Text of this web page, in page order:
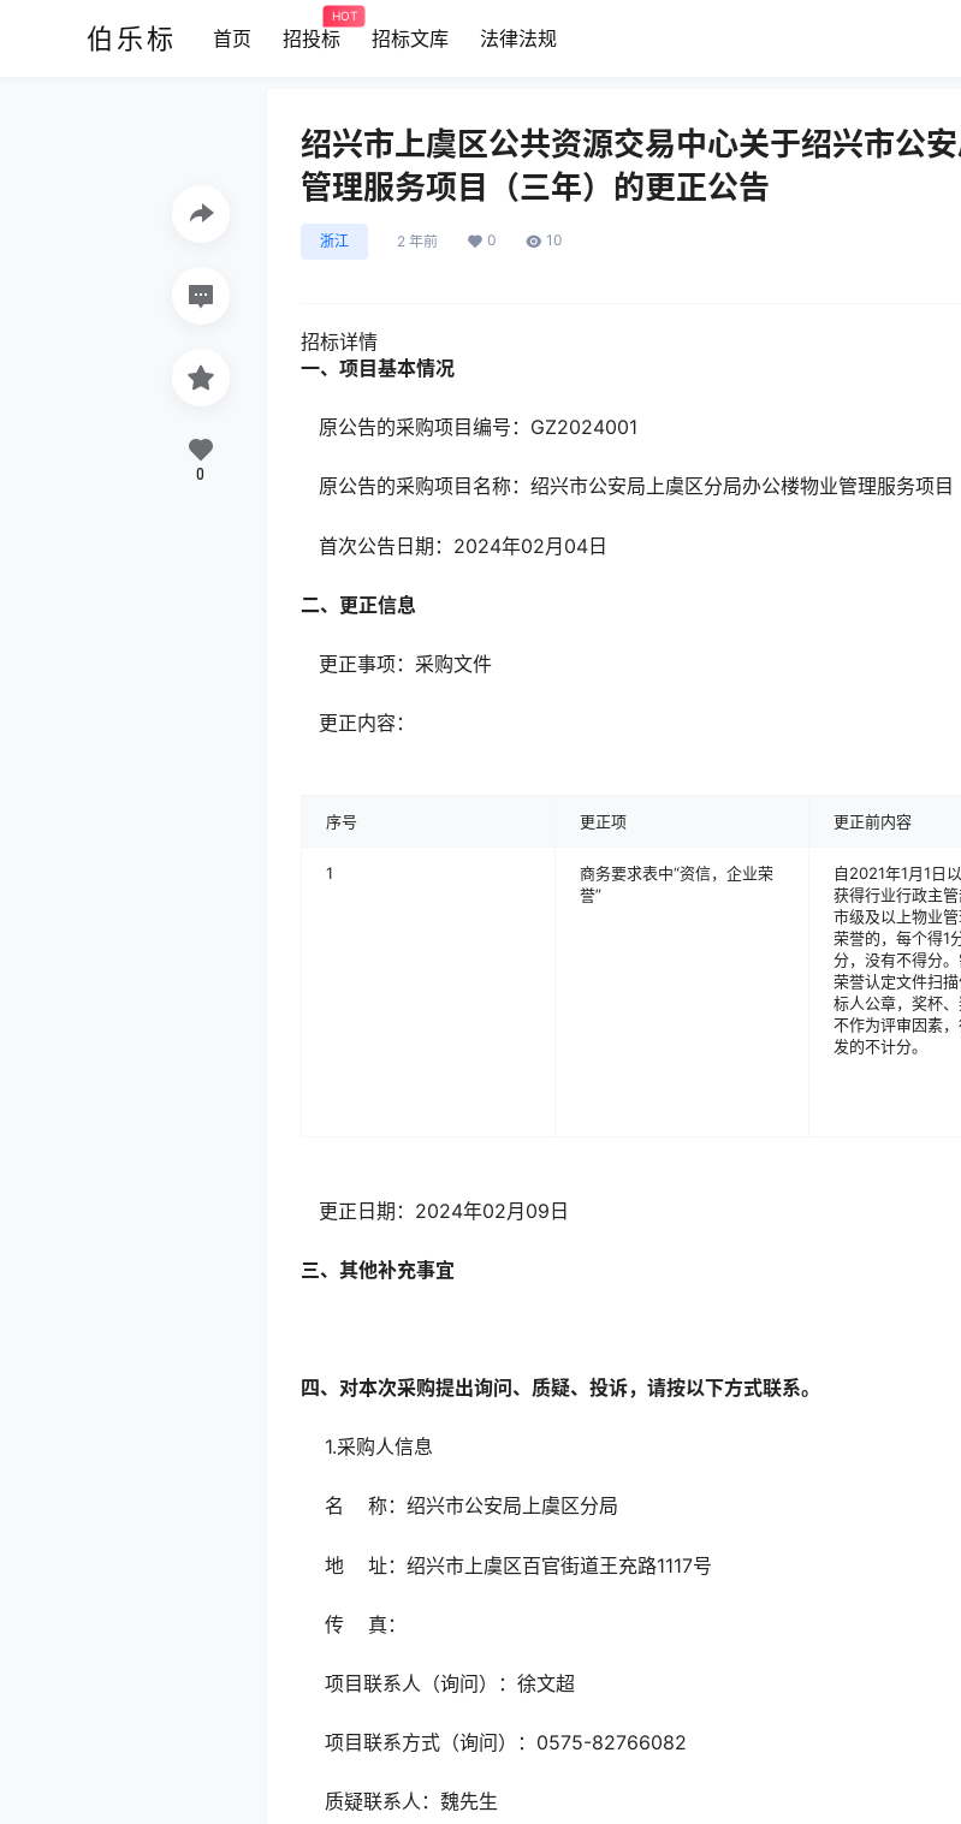
伯乐标 首页 招投标
HOT
招标文库 法律法规
绍兴市上虞区公共资源交易中心关于绍兴市公
管理服务项目（三年）的更正公告
浙江 2 年前 0 10
招标详情
一、项目基本情况
原公告的采购项目编号：GZ2024001
原公告的采购项目名称：绍兴市公安局上虞区分局办公楼物
首次公告日期：2024年02月04日
二、更正信息
更正事项：采购文件
更正内容：
序号 更正项 更正前内容
1
商务要求表中“资信，企业荣
誉”
自2021年1月1日
获得行业行政主
市级及以上物业
荣誉的，每个得1
分，没有不得分
荣誉认定文件扫
标人公章，奖杯
不作为评审因素
发的不计分。
更正日期：2024年02月09日
三、其他补充事宜
四、对本次采购提出询问、质疑、投诉，请按以下方式联系。
1.采购人信息
名 称：绍兴市公安局上虞区分局
地 址：绍兴市上虞区百官街道王充路1117号
传 真：
项目联系人（询问）：徐文超
项目联系方式（询问）：0575-82766082
质疑联系人：魏先生
0